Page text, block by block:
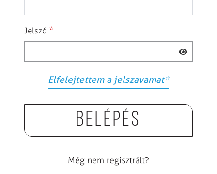
Jelszó *
Elfelejtettem a jelszavamat*
Belépés
Még nem regisztrált?